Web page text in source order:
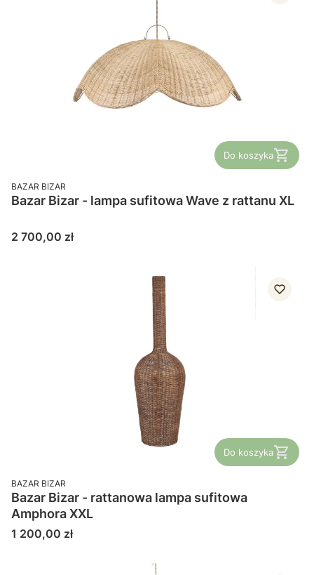
Do koszyka
PRODUCENT
BAZAR BIZAR
Bazar Bizar - lampa sufitowa Wave z rattanu XL
Cena
2 700,00 zł
Do koszyka
PRODUCENT
BAZAR BIZAR
Bazar Bizar - rattanowa lampa sufitowa
Amphora XXL
Cena
1 200,00 zł